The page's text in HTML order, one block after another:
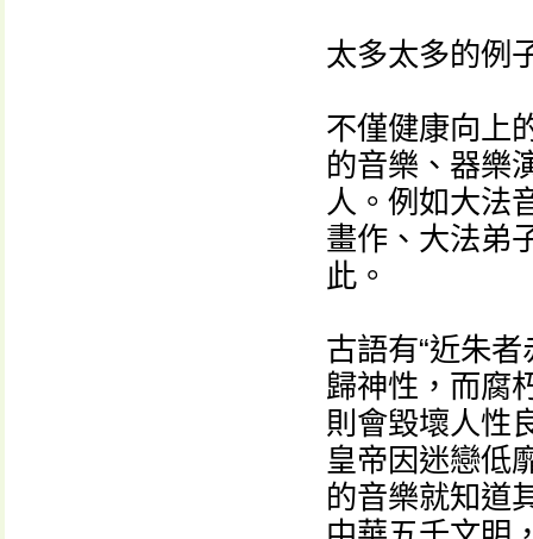
太多太多的例
不僅健康向上
的音樂、器樂
人。例如大法
畫作、大法弟
此。
古語有“近朱
歸神性，而腐
則會毀壞人性
皇帝因迷戀低
的音樂就知道